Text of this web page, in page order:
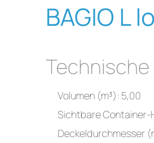
BAGIO L
Technische
Volumen (m³): 5,00
Sichtbare Container-
Deckeldurchmesser